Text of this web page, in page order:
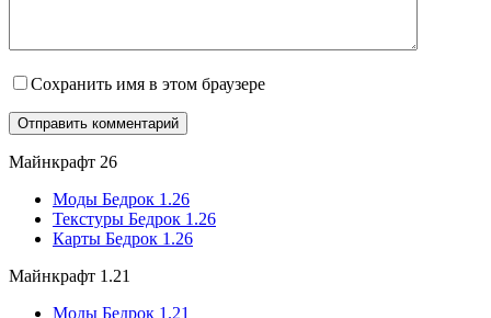
Сохранить имя в этом браузере
Майнкрафт 26
Моды Бедрок 1.26
Текстуры Бедрок 1.26
Карты Бедрок 1.26
Майнкрафт 1.21
Моды Бедрок 1.21